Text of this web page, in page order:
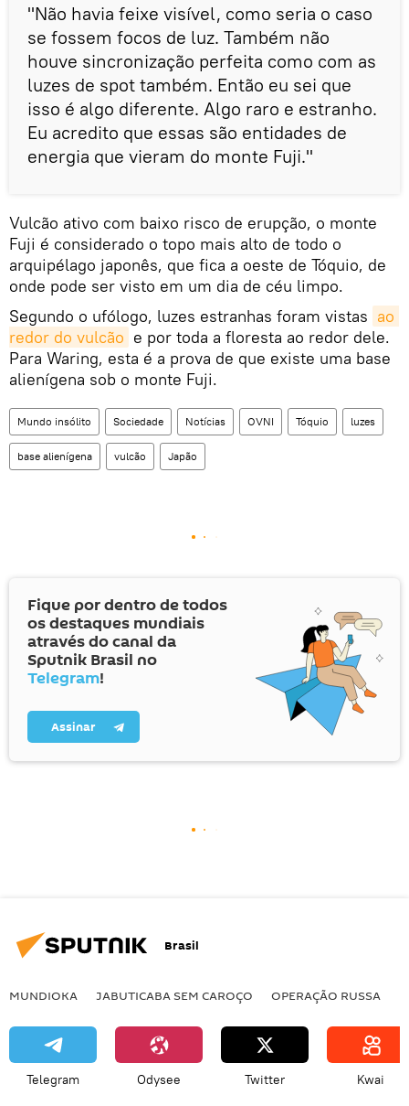
"Não havia feixe visível, como seria o caso
se fossem focos de luz. Também não
houve sincronização perfeita como com as
luzes de spot também. Então eu sei que
isso é algo diferente. Algo raro e estranho.
Eu acredito que essas são entidades de
energia que vieram do monte Fuji."
Vulcão ativo com baixo risco de erupção, o monte
Fuji é considerado o topo mais alto de todo o
arquipélago japonês, que fica a oeste de Tóquio, de
onde pode ser visto em um dia de céu limpo.
Segundo o ufólogo, luzes estranhas foram vistas ao
redor do vulcão e por toda a floresta ao redor dele.
Para Waring, esta é a prova de que existe uma base
alienígena sob o monte Fuji.
Mundo insólito Sociedade Notícias OVNI Tóquio luzes
base alienígena vulcão Japão
Fique por dentro de todos
os destaques mundiais
através do canal da
Sputnik Brasil no
Telegram!
Assinar
Brasil
MUNDIOKA JABUTICABA SEM CAROÇO OPERAÇÃO RUSSA
Telegram Odysee Twitter Kwai